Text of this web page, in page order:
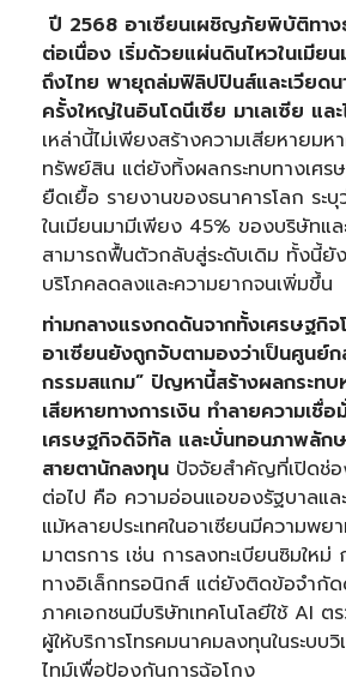
ปี 2568 อาเซียนเผชิญภัยพิบัติทาง
ต่อเนื่อง เริ่มด้วยแผ่นดินไหวในเมีย
ถึงไทย พายุถล่มฟิลิปปินส์และเวียด
ครั้งใหญ่ในอินโดนีเซีย มาเลเซีย แล
เหล่านี้ไม่เพียงสร้างความเสียหายมห
ทรัพย์สิน แต่ยังทิ้งผลกระทบทางเศร
ยืดเยื้อ รายงานของธนาคารโลก ระ
ในเมียนมามีเพียง 45% ของบริษัทแล
สามารถฟื้นตัวกลับสู่ระดับเดิม ทั้งนี้ยั
บริโภคลดลงและความยากจนเพิ่มขึ้น
ท่ามกลางแรงกดดันจากทั้งเศรษฐกิ
อาเซียนยังถูกจับตามองว่าเป็นศูนย์
กรรมสแกม” ปัญหานี้สร้างผลกระทบ
เสียหายทางการเงิน ทำลายความเชื่อ
เศรษฐกิจดิจิทัล และบั่นทอนภาพลัก
สายตานักลงทุน ปัจจัยสำคัญที่เปิดช่
ต่อไป คือ ความอ่อนแอของรัฐบาลแล
แม้หลายประเทศในอาเซียนมีความพย
มาตรการ เช่น การลงทะเบียนซิมให
ทางอิเล็กทรอนิกส์ แต่ยังติดข้อจำกั
ภาคเอกชนมีบริษัทเทคโนโลยีใช้ AI ต
ผู้ให้บริการโทรคมนาคมลงทุนในระบบวิ
ไทม์เพื่อป้องกันการฉ้อโกง